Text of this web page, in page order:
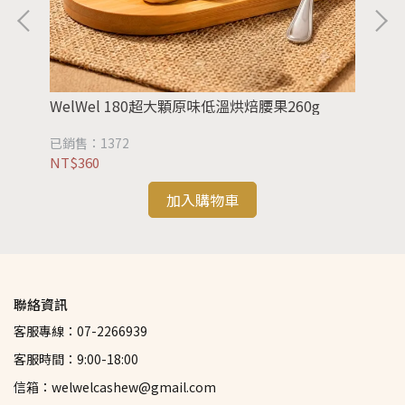
WelWel 180超大顆原味低溫烘焙腰果260g
已銷售：1372
NT$360
加入購物車
聯絡資訊
客服專線：07-2266939
客服時間：9:00-18:00
信箱：welwelcashew@gmail.com